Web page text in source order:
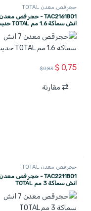
حجر قص معدن TOTAL
انش سماكة 1.6 مم TOTAL حديث
$0,75
$0,83
مقارنة
حجر قص معدن TOTAL
انش سماكة 3 مم TOTAL